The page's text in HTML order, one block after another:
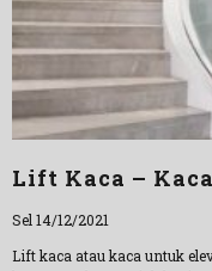
Lift Kaca –
Sel 14/12/2021
Lift kaca atau kaca untuk